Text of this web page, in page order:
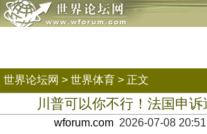
世界论坛网 > 世界体育 > 正文
川普可以你不行！法国申诉
wforum.com 2026-07-08